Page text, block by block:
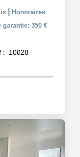
Honoraires
garantie: 350 €
: 10028